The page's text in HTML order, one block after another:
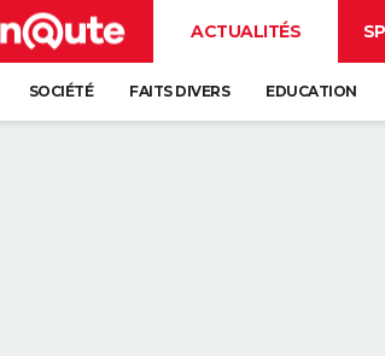
ACTUALITÉS
SOCIÉTÉ FAITS DIVERS EDUCATION